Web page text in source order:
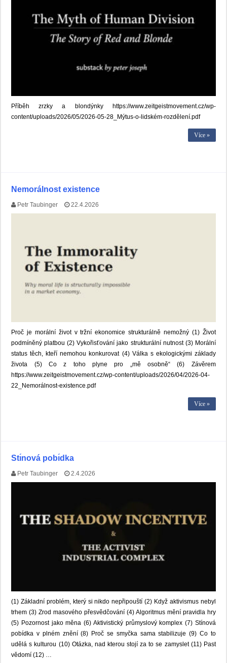
Příběh zrzky a blondýnky https://www.zeitgeistmovement.cz/wp-
content/uploads/2026/05/2026-05-28_Mýtus-o-lidském-rozdělení.pdf
Více »
Nemorálnost existence
Petr Taubinger 22.4.2026
Proč je morální život v tržní ekonomice strukturálně nemožný (1) Život
podmíněný platbou (2) Vykořisťování jako strukturální nutnost (3) Morální
status těch, kteří nemohou konkurovat (4) Válka s ekologickými základy
života (5) Co z toho plyne pro „mě osobně“ (6) Závěrem
https://www.zeitgeistmovement.cz/wp-content/uploads/2026/04/2026-04-
22_Nemorálnost-existence.pdf
Více »
Stı́nová pobı́dka
Petr Taubinger 2.4.2026
(1) Základní problém, který si nikdo nepřipouští (2) Když aktivismus nebyl
trhem (3) Zrod masového přesvědčování (4) Algoritmus mění pravidla hry
(5) Pozornost jako měna (6) Aktivistický průmyslový komplex (7) Stínová
pobídka v plném znění (8) Proč se smyčka sama stabilizuje (9) Co to
udělá s kulturou (10) Otázka, nad kterou stojí za to se zamyslet (11) Past
vědomí (12) …